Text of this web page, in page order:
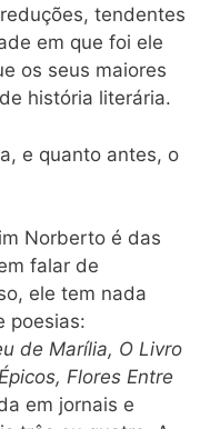
tendentes
em que foi ele
os seus maiores
história literária.
e quanto antes, o
Norberto é das
falar de
ele tem nada
poesias:
de Marília, O Livro
Flores Entre
em jornais e